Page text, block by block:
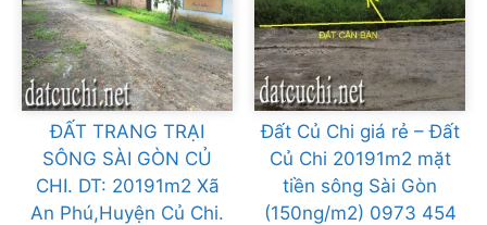
ĐẤT TRANG TRẠI
SÔNG SÀI GÒN CỦ
CHI. DT: 20191m2 Xã
An Phú,Huyện Củ Chi.
Đất Củ Chi giá rẻ – Đất
Củ Chi 20191m2 mặt
tiền sông Sài Gòn
(150ng/m2) 0973 454